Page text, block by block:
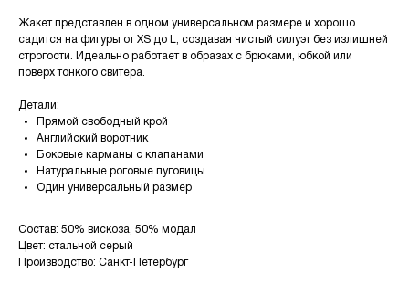
Жакет представлен в одном универсальном размере и хорошо
садится на фигуры от XS до L, создавая чистый силуэт без излишней
строгости. Идеально работает в образах с брюками, юбкой или
поверх тонкого свитера.
Детали:
Прямой свободный крой
Английский воротник
Боковые карманы с клапанами
Натуральные роговые пуговицы
Один универсальный размер
Состав: 50% вискоза, 50% модал
Цвет: стальной серый
Производство: Санкт-Петербург